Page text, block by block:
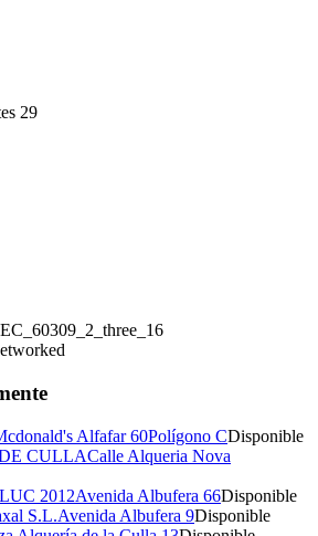
29
Alfafar 60Polígono CDisponible
CULLACalle Alqueria Nova
2012Avenida Albufera 66Disponible
S.L.Avenida Albufera 9Disponible